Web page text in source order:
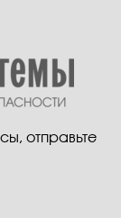
отправьте